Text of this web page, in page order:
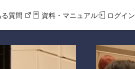
質問 資料・マニュアル ログイン